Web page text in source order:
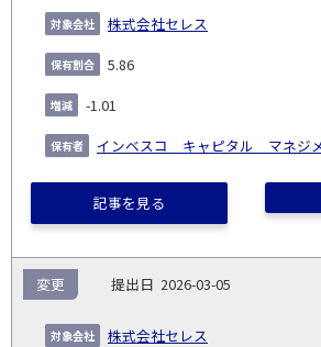
株式会社セレス
5.86
-1.01
インベスコ キャピタル マネジ
記事を見る
2026-03-05
株式会社セレス
変更